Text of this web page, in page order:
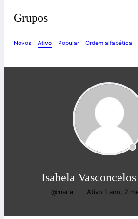
Grupos
Novos Ativo Popular Ordem alfabética
Isabela
@maria Ativo 1 ano, 2